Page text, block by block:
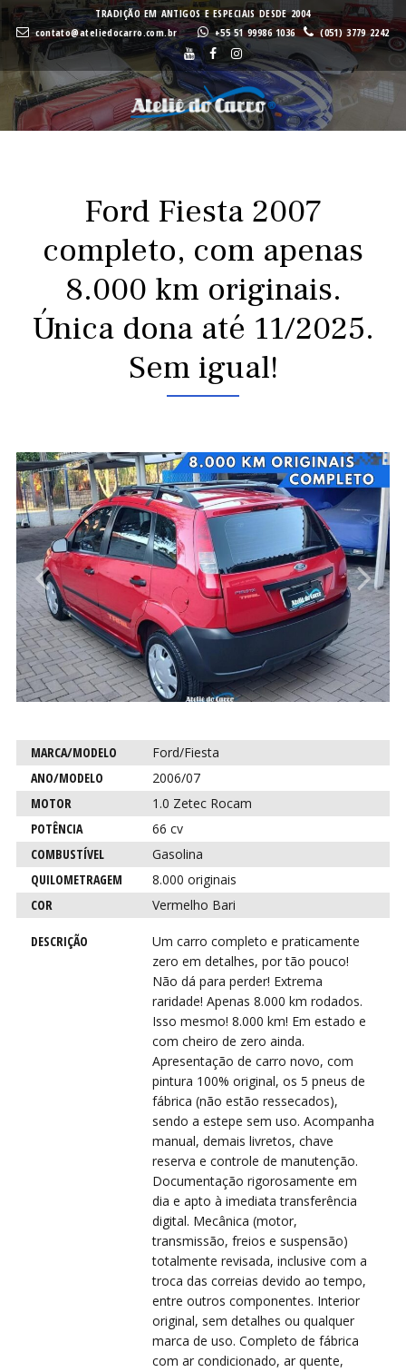
Buscar
TRADIÇÃO EM ANTIGOS E ESPECIAIS DESDE 2004
contato@ateliedocarro.com.br
+55 51 99986 1036 (051) 3779 2242
Ford Fiesta 2007
completo, com apenas
8.000 km originais.
Única dona até 11/2025.
Sem igual!
Anterior
Característica
Descrição
para este
carro
MARCA/MODELO
Ford/Fiesta
ANO/MODELO
2006/07
MOTOR
1.0 Zetec Rocam
POTÊNCIA
66 cv
COMBUSTÍVEL
Gasolina
QUILOMETRAGEM
8.000 originais
COR
Vermelho Bari
DESCRIÇÃO
Um carro completo e praticamente
zero em detalhes, por tão pouco!
Não dá para perder! Extrema
raridade! Apenas 8.000 km rodados.
Isso mesmo! 8.000 km! Em estado e
com cheiro de zero ainda.
Apresentação de carro novo, com
pintura 100% original, os 5 pneus de
fábrica (não estão ressecados),
sendo a estepe sem uso. Acompanha
manual, demais livretos, chave
reserva e controle de manutenção.
Documentação rigorosamente em
dia e apto à imediata transferência
digital. Mecânica (motor,
transmissão, freios e suspensão)
totalmente revisada, inclusive com a
troca das correias devido ao tempo,
entre outros componentes. Interior
original, sem detalhes ou qualquer
marca de uso. Completo de fábrica
com ar condicionado, ar quente,